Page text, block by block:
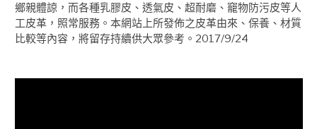
鄉親體諒，而各種乳膠皮、透氣皮、超耐磨、竉物防污皮等人
工皮革，照常服務。本網站上所發佈之皮革由來、保養、材質
比較等內容，將留存持續供大眾參考。2017/9/24